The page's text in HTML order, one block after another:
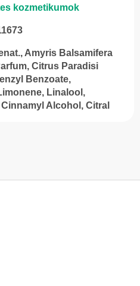
kozmetikumok
Amyris Balsamifera
Citrus Paradisi
Benzoate,
Linalool,
Alcohol, Citral